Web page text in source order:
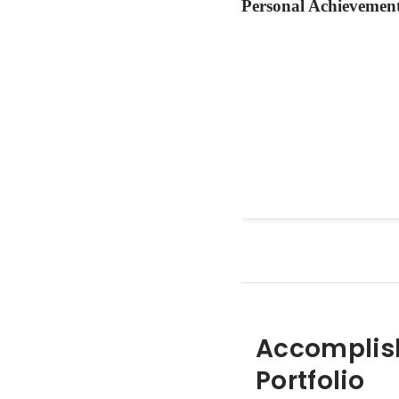
Personal
Portfolio